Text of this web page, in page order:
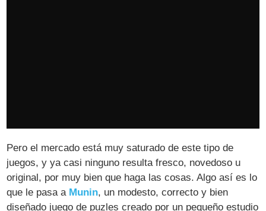
Pero el mercado está muy saturado de este tipo de
juegos, y ya casi ninguno resulta fresco, novedoso u
original, por muy bien que haga las cosas. Algo así es lo
que le pasa a Munin, un modesto, correcto y bien
diseñado juego de puzles creado por un pequeño estudio